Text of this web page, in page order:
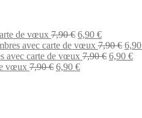
de vœux 7,90€ Le
prix
initial
était :
6,90 €Le
prix
actuel
avec carte de vœux 7,90€ Le
prix
6,90
avec carte de vœux 7,90€ Le
6,90 €Le
vœux 7,90€ Le
6,90 €Le